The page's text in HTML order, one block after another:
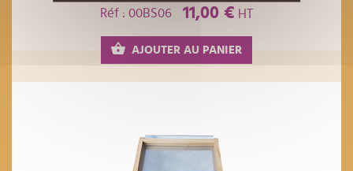
Réf : 00BS06
11,00 € HT
AJOUTER AU PANIER